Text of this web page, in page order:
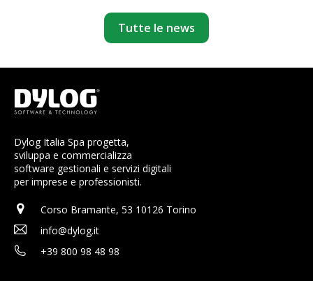
Tutte le news
Dylog Italia Spa progetta,
sviluppa e commercializza
software gestionali e servizi digitali
per imprese e professionisti.
Corso Bramante, 53 10126 Torino
info@dylog.it
+39 800 98 48 98